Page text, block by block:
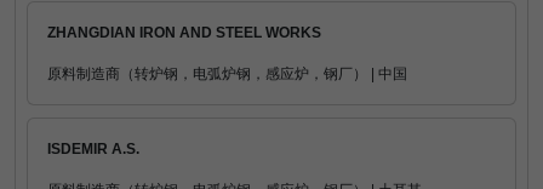
ZHANGDIAN IRON AND STEEL WORKS
原料制造商（转炉钢，电弧炉钢，感应炉，钢厂） | 中国
ISDEMIR A.S.